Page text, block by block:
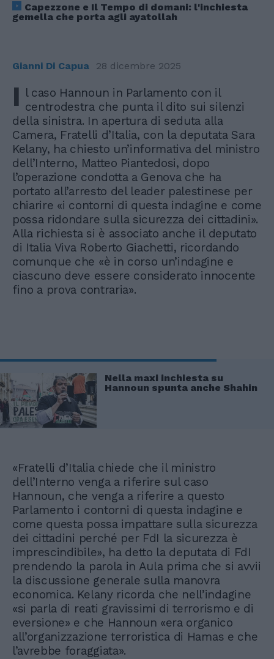
Capezzone e Il Tempo di domani: l'inchiesta
gemella che porta agli ayatollah
Gianni Di Capua 28 dicembre 2025
I l caso Hannoun in Parlamento con il
centrodestra che punta il dito sui silenzi
della sinistra. In apertura di seduta alla
Camera, Fratelli d’Italia, con la deputata Sara
Kelany, ha chiesto un’informativa del ministro
dell’Interno, Matteo Piantedosi, dopo
l’operazione condotta a Genova che ha
portato all’arresto del leader palestinese per
chiarire «i contorni di questa indagine e come
possa ridondare sulla sicurezza dei cittadini».
Alla richiesta si è associato anche il deputato
di Italia Viva Roberto Giachetti, ricordando
comunque che «è in corso un’indagine e
ciascuno deve essere considerato innocente
fino a prova contraria».
Nella maxi inchiesta su
Hannoun spunta anche Shahin
«Fratelli d’Italia chiede che il ministro
dell’Interno venga a riferire sul caso
Hannoun, che venga a riferire a questo
Parlamento i contorni di questa indagine e
come questa possa impattare sulla sicurezza
dei cittadini perché per FdI la sicurezza è
imprescindibile», ha detto la deputata di FdI
prendendo la parola in Aula prima che si avvii
la discussione generale sulla manovra
economica. Kelany ricorda che nell’indagine
«si parla di reati gravissimi di terrorismo e di
eversione» e che Hannoun «era organico
all’organizzazione terroristica di Hamas e che
l’avrebbe foraggiata».